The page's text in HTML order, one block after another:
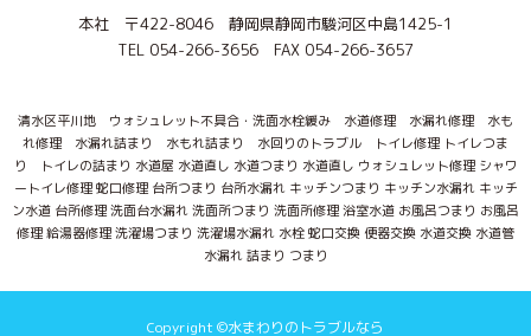
本社 〒422-8046 静岡県静岡市駿河区中島1425-1
TEL 054-266-3656 FAX 054-266-3657
清水区平川地 ウォシュレット不具合・洗面水栓緩み 水道修理 水漏れ修理 水も
れ修理 水漏れ詰まり 水もれ詰まり 水回りのトラブル トイレ修理 トイレつま
り トイレの詰まり 水道屋 水道直し 水道つまり 水道直し ウォシュレット修理 シャワ
ートイレ修理 蛇口修理 台所つまり 台所水漏れ キッチンつまり キッチン水漏れ キッチ
ン水道 台所修理 洗面台水漏れ 洗面所つまり 洗面所修理 浴室水道 お風呂つまり お風呂
修理 給湯器修理 洗濯場つまり 洗濯場水漏れ 水栓 蛇口交換 便器交換 水道交換 水道管
水漏れ 詰まり つまり
Copyright ©水まわりのトラブルなら